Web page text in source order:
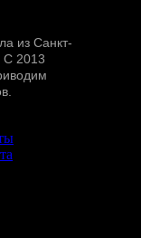
из Санкт-
С 2013